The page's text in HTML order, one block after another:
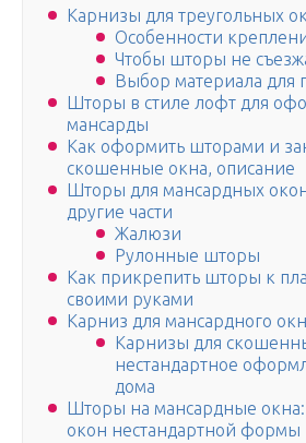
Карнизы для треугольных
Особенности
Чтобы шторы не
Выбор материала для
Шторы в стиле лофт для
мансарды
Как оформить шторами и
скошенные окна, описание
Шторы для мансардных
другие части
Жалюзи
Рулонные шторы
Как прикрепить шторы к
своими руками
Карниз для мансардного
Карнизы для
нестандартное
дома
Шторы на мансардные
окон нестандартной формы